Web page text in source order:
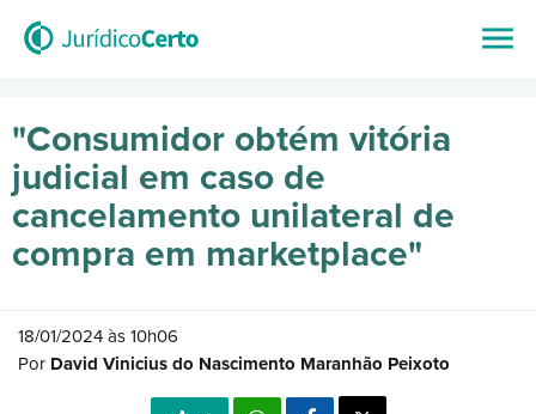
"Consumidor obtém vitória
judicial em caso de
cancelamento unilateral de
compra em marketplace"
18/01/2024 às 10h06
Por David Vinicius do Nascimento Maranhão Peixoto